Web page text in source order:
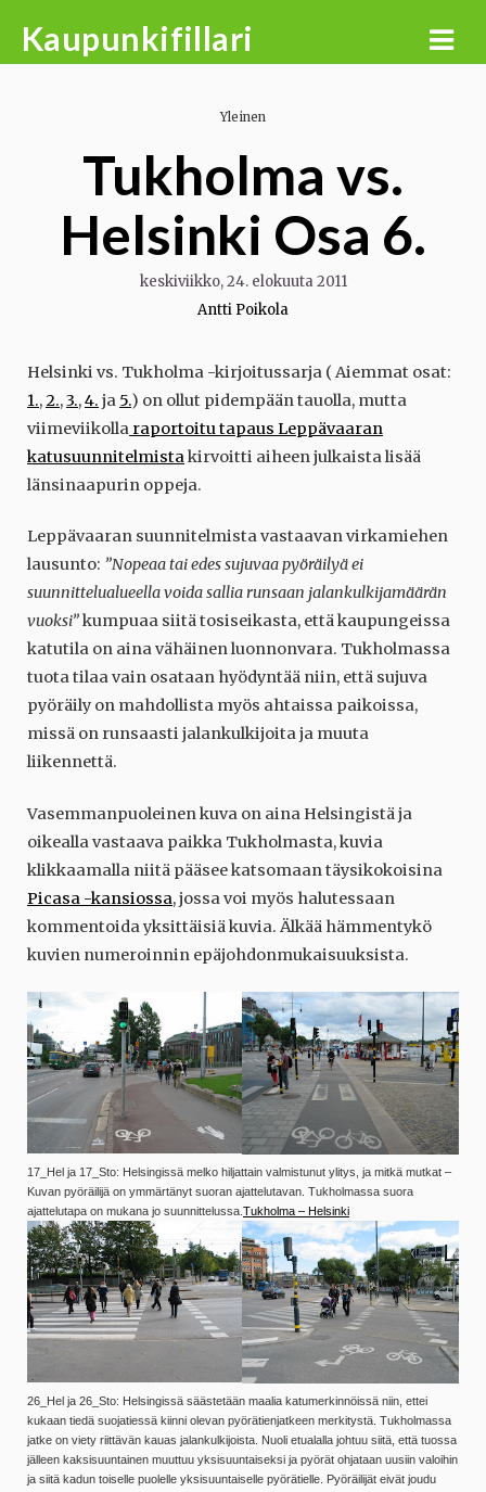
Kaupunkifillari
Yleinen
Tukholma vs.
Helsinki Osa 6.
keskiviikko, 24. elokuuta 2011
Antti Poikola
Helsinki vs. Tukholma -kirjoitussarja ( Aiemmat osat:
1.,2.,3.,4. ja 5.) on ollut pidempään tauolla, mutta
viimeviikolla raportoitu tapaus Leppävaaran
katusuunnitelmistakirvoitti aiheen julkaista lisää
länsinaapurin oppeja.
Leppävaaran suunnitelmista vastaavan virkamiehen
lausunto: ”Nopeaa tai edes sujuvaa pyöräilyä ei
suunnittelualueella voida sallia runsaan jalankulkijamäärän
vuoksi”kumpuaa siitä tosiseikasta, että kaupungeissa
katutila on aina vähäinen luonnonvara. Tukholmassa
tuota tilaa vain osataan hyödyntää niin, että sujuva
pyöräily on mahdollista myös ahtaissa paikoissa,
missä on runsaasti jalankulkijoita ja muuta
liikennettä.
Vasemmanpuoleinen kuva on aina Helsingistä ja
oikealla vastaava paikka Tukholmasta, kuvia
klikkaamalla niitä pääsee katsomaan täysikokoisina
Picasa -kansiossa, jossa voi myös halutessaan
kommentoida yksittäisiä kuvia. Älkää hämmentykö
kuvien numeroinnin epäjohdonmukaisuuksista.
17_Hel ja 17_Sto: Helsingissä melko hiljattain valmistunut ylitys, ja mitkä mutkat –
Kuvan pyöräilijä on ymmärtänyt suoran ajattelutavan. Tukholmassa suora
ajattelutapa on mukana jo suunnittelussa.Tukholma – Helsinki
26_Hel ja 26_Sto: Helsingissä säästetään maalia katumerkinnöissä niin, ettei
kukaan tiedä suojatiessä kiinni olevan pyörätienjatkeen merkitystä. Tukholmassa
jatke on viety riittävän kauas jalankulkijoista. Nuoli etualalla johtuu siitä, että tuossa
jälleen kaksisuuntainen muuttuu yksisuuntaiseksi ja pyörät ohjataan uusiin valoihin
ja siitä kadun toiselle puolelle yksisuuntaiselle pyörätielle. Pyöräilijät eivät joudu